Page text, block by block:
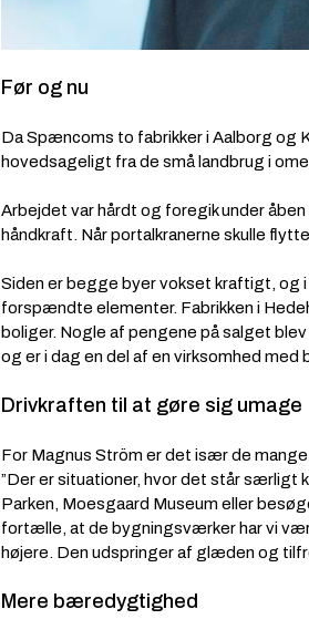
Før og nu
Da Spæncoms to fabrikker i Aalborg og
hovedsageligt fra de små landbrug i
Arbejdet var hårdt og foregik under
håndkraft. Når portalkranerne skulle
Siden er begge byer vokset kraftigt, og
forspændte elementer. Fabrikken i
boliger. Nogle af pengene på salget
og er i dag en del af en virksomhed med
Drivkraften til at gøre sig umage
For Magnus Ström er det især de
”Der er situationer, hvor det står særligt
Parken, Moesgaard Museum eller
fortælle, at de bygningsværker har vi
højere. Den udspringer af glæden og
Mere bæredygtighed